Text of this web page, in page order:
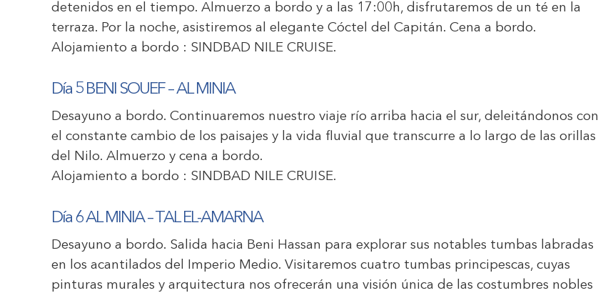
detenidos en el tiempo. Almuerzo a bordo y a las 17:00h, disfrutaremos de un té en la
terraza. Por la noche, asistiremos al elegante Cóctel del Capitán. Cena a bordo.
Alojamiento a bordo : SINDBAD NILE CRUISE.
Día 5 BENI SOUEF – AL MINIA
Desayuno a bordo. Continuaremos nuestro viaje río arriba hacia el sur, deleitándonos con
el constante cambio de los paisajes y la vida fluvial que transcurre a lo largo de las orillas
del Nilo. Almuerzo y cena a bordo.
Alojamiento a bordo : SINDBAD NILE CRUISE.
Día 6 AL MINIA – TAL EL-AMARNA
Desayuno a bordo. Salida hacia Beni Hassan para explorar sus notables tumbas labradas
en los acantilados del Imperio Medio. Visitaremos cuatro tumbas principescas, cuyas
pinturas murales y arquitectura nos ofrecerán una visión única de las costumbres nobles